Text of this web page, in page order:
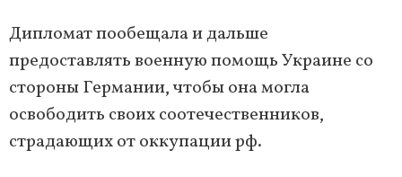
Дипломат пообещала и дальше
предоставлять военную помощь Украине со
стороны Германии, чтобы она могла
освободить своих соотечественников,
страдающих от оккупации рф.